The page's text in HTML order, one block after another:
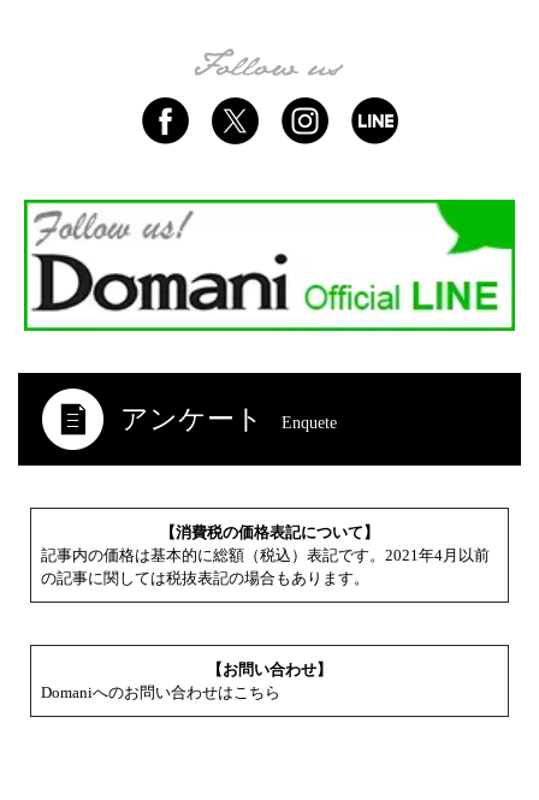
アンケート Enquete
【消費税の価格表記について】
記事内の価格は基本的に総額（税込）表記です。2021年4月以前
の記事に関しては税抜表記の場合もあります。
【お問い合わせ】
Domaniへのお問い合わせはこちら